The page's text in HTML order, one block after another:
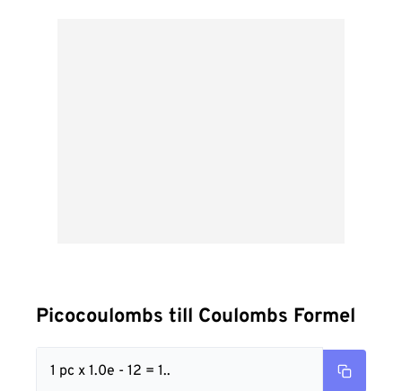
Picocoulombs till Coulombs Formel
1 pc x 1.0e - 12 = 1..